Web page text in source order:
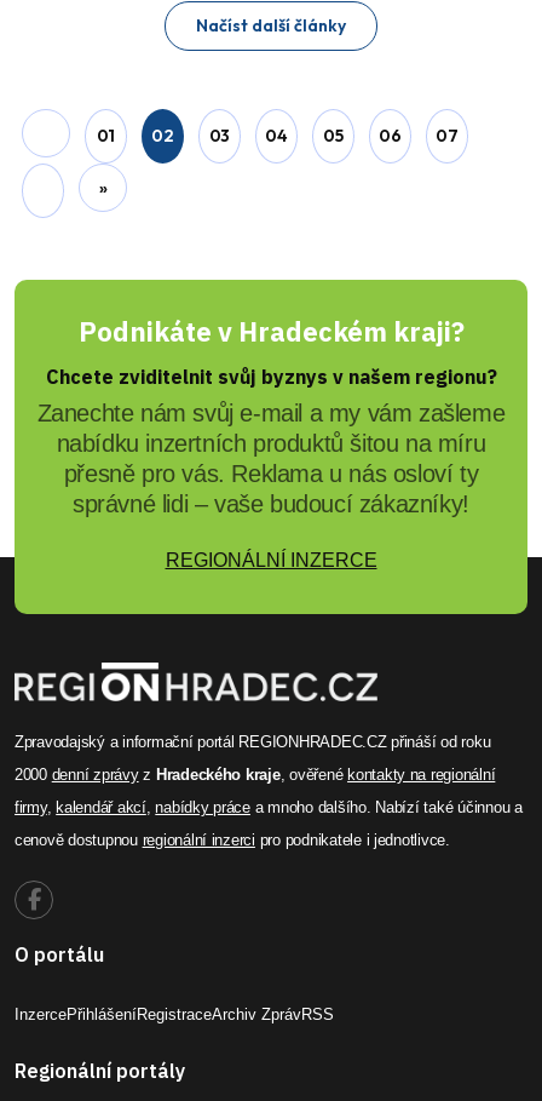
Jiřina Suchorová
Hasiči varují - pozor na dřevo
vedle udírny